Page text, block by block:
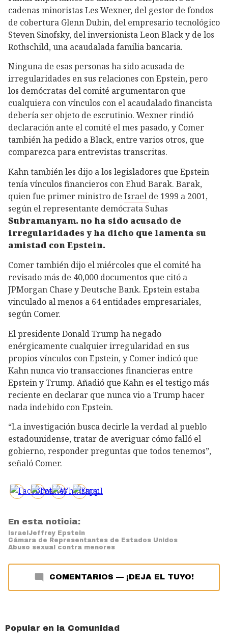
cadenas minoristas Les Wexner, del gestor de fondos
de cobertura Glenn Dubin, del empresario tecnológico
Steven Sinofsky, del inversionista Leon Black y de los
Rothschild, una acaudalada familia bancaria.
Ninguna de esas personas ha sido acusada de
irregularidades en sus relaciones con Epstein, pero
los demócratas del comité argumentaron que
cualquiera con vínculos con el acaudalado financista
debería ser objeto de escrutinio. Wexner rindió
declaración ante el comité el mes pasado, y Comer
también ha pedido a Black, entre varios otros, que
comparezca para entrevistas transcritas.
Kahn también les dijo a los legisladores que Epstein
tenía vínculos financieros con Ehud Barak. Barak,
quien fue primer ministro de Israel de 1999 a 2001,
según el representante demócrata Suhas
Subramanyam. no ha sido acusado de
irregularidades y ha dicho que lamenta su
amistad con Epstein.
Comer también dijo el miércoles que el comité ha
revisado más de 40,000 documentos que citó a
JPMorgan Chase y Deutsche Bank. Epstein estaba
vinculado al menos a 64 entidades empresariales,
según Comer.
El presidente Donald Trump ha negado
enérgicamente cualquier irregularidad en sus
propios vínculos con Epstein, y Comer indicó que
Kahn nunca vio transacciones financieras entre
Epstein y Trump. Añadió que Kahn es el testigo más
reciente en declarar que nunca vio a Trump hacer
nada indebido con Epstein.
“La investigación busca decirle la verdad al pueblo
estadounidense, tratar de averiguar cómo falló el
gobierno, responder preguntas que todos tenemos”,
señaló Comer.
En esta noticia:
Israel Jeffrey Epstein
Cámara de Representantes de Estados Unidos
Abuso sexual contra menores
COMENTARIOS — ¡DEJA EL TUYO!
Popular en la Comunidad